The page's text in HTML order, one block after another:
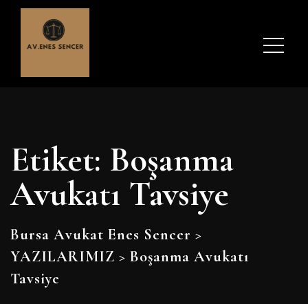
Etiket: Boşanma
Avukatı Tavsiye
Bursa Avukat Enes Sencer >
YAZILARIMIZ > Boşanma Avukatı
Tavsiye